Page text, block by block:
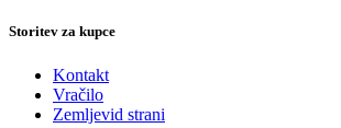
Storitev za kupce
Kontakt
Vračilo
Zemljevid strani